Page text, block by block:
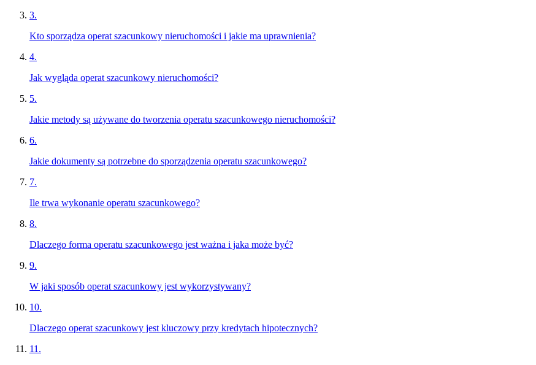
3.
Kto sporządza operat szacunkowy nieruchomości i jakie ma uprawnienia?
4.
Jak wygląda operat szacunkowy nieruchomości?
5.
Jakie metody są używane do tworzenia operatu szacunkowego nieruchomości?
6.
Jakie dokumenty są potrzebne do sporządzenia operatu szacunkowego?
7.
Ile trwa wykonanie operatu szacunkowego?
8.
Dlaczego forma operatu szacunkowego jest ważna i jaka może być?
9.
W jaki sposób operat szacunkowy jest wykorzystywany?
10.
Dlaczego operat szacunkowy jest kluczowy przy kredytach hipotecznych?
11 .